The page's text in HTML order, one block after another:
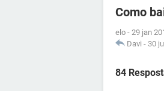
Como
elo - 29 jan
Davi - 30
84